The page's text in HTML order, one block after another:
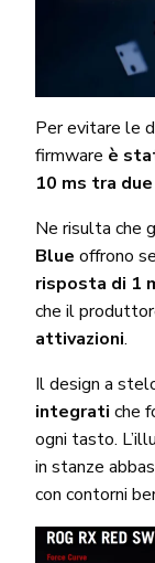
Per evitare le
firmware è
10 ms tra
Ne risulta che
Blue offrono
risposta di 1
che il
attivazioni.
Il design a
integrati che
ogni tasto.
in stanze
con contorni